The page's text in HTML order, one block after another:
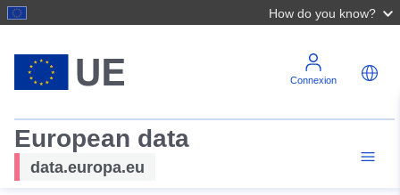
How do you know?
Connexion
European data
data.europa.eu